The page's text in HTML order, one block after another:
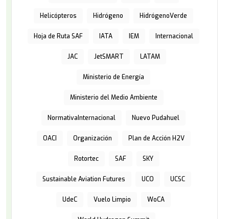
Helicópteros Hidrógeno HidrógenoVerde
Hoja de Ruta SAF IATA IEM Internacional
JAC JetSMART LATAM
Ministerio de Energía
Ministerio del Medio Ambiente
NormativaInternacional Nuevo Pudahuel
OACI Organización Plan de Acción H2V
Rotortec SAF SKY
Sustainable Aviation Futures UCO UCSC
UdeC Vuelo Limpio WoCA